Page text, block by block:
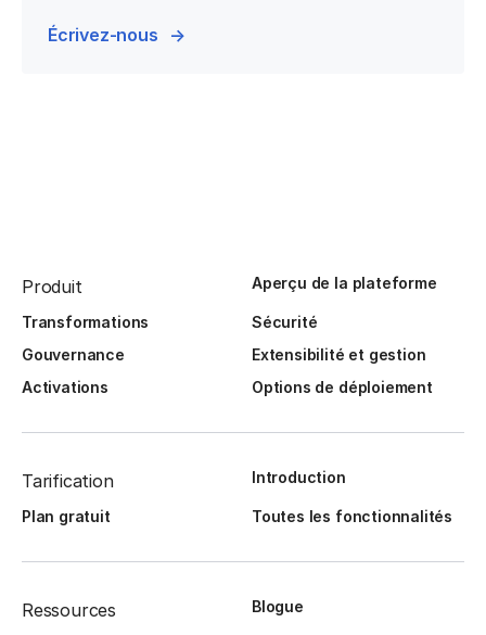
Écrivez-nous
Produit Aperçu de la plateforme
Transformations
Sécurité
Gouvernance
Extensibilité et gestion
Activations
Options de déploiement
Tarification Introduction
Plan gratuit Toutes les fonctionnalités
Ressources Blogue